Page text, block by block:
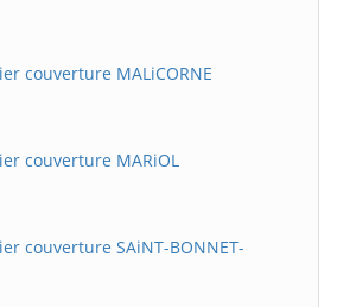
couverture MALiCORNE
couverture MARiOL
couverture SAiNT-BONNET-